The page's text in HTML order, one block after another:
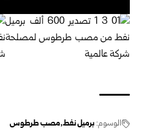
الوسوم:برميل نفط مصب طرطوس